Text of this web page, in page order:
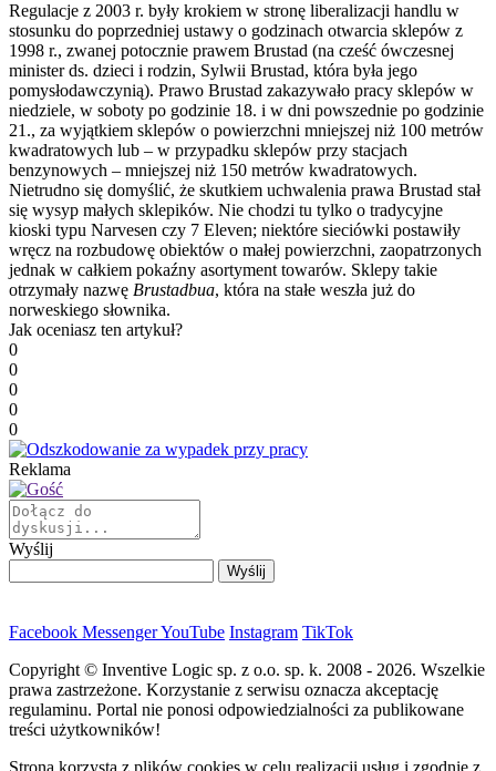
Regulacje z 2003 r. były krokiem w stronę liberalizacji handlu w
stosunku do poprzedniej ustawy o godzinach otwarcia sklepów z
1998 r., zwanej potocznie prawem Brustad (na cześć ówczesnej
minister ds. dzieci i rodzin, Sylwii Brustad, która była jego
pomysłodawczynią). Prawo Brustad zakazywało pracy sklepów w
niedziele, w soboty po godzinie 18. i w dni powszednie po godzinie
21., za wyjątkiem sklepów o powierzchni mniejszej niż 100 metrów
kwadratowych lub – w przypadku sklepów przy stacjach
benzynowych – mniejszej niż 150 metrów kwadratowych.
Nietrudno się domyślić, że skutkiem uchwalenia prawa Brustad stał
się wysyp małych sklepików. Nie chodzi tu tylko o tradycyjne
kioski typu Narvesen czy 7 Eleven; niektóre sieciówki postawiły
wręcz na rozbudowę obiektów o małej powierzchni, zaopatrzonych
jednak w całkiem pokaźny asortyment towarów. Sklepy takie
otrzymały nazwę Brustadbua, która na stałe weszła już do
norweskiego słownika.
Jak oceniasz ten artykuł?
0
0
0
0
0
Reklama
Wyślij
Facebook MessengerYouTube Instagram TikTok
Copyright © Inventive Logic sp. z o.o. sp. k. 2008 - 2026. Wszelkie
prawa zastrzeżone. Korzystanie z serwisu oznacza akceptację
regulaminu. Portal nie ponosi odpowiedzialności za publikowane
treści użytkowników!